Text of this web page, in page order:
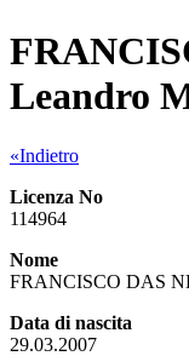
Leandro
«Indietro
Licenza No
114964
Nome
FRANCISCO DAS
Data di nascita
29.03.2007